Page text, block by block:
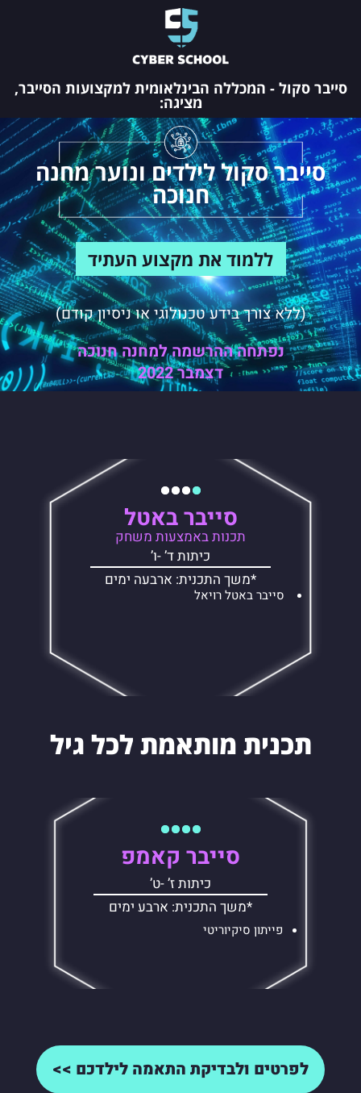
סייבר סקול - המכללה הבינלאומית למקצועות הסייבר,
מציגה:
סייבר סקול לילדים ונוער מחנה
חנוכה
ללמוד את מקצוע העתיד
(ללא צורך בידע טכנולוגי או ניסיון קודם)
נפתחה ההרשמה למחנה חנוכה
דצמבר 2022
סייבר באטל
תכנות באמצעות משחק
כיתות ד’ -ו’
*משך התכנית: ארבעה ימים
סייבר באטל רויאל
תכנית מותאמת לכל גיל
סייבר קאמפ
כיתות ז’ -ט’
*משך התכנית: ארבע ימים
פייתון סיקיוריטי
לפרטים ולבדיקת התאמה לילדכם >>